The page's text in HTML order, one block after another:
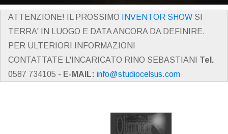
ATTENZIONE! IL PROSSIMO INVENTOR SHOW SI
TERRA' IN LUOGO E DATA ANCORA DA DEFINIRE.
PER ULTERIORI INFORMAZIONI
CONTATTATE L'INCARICATO RINO SEBASTIANI Tel.
0587 734105 - E-MAIL: info@studiocelsus.com